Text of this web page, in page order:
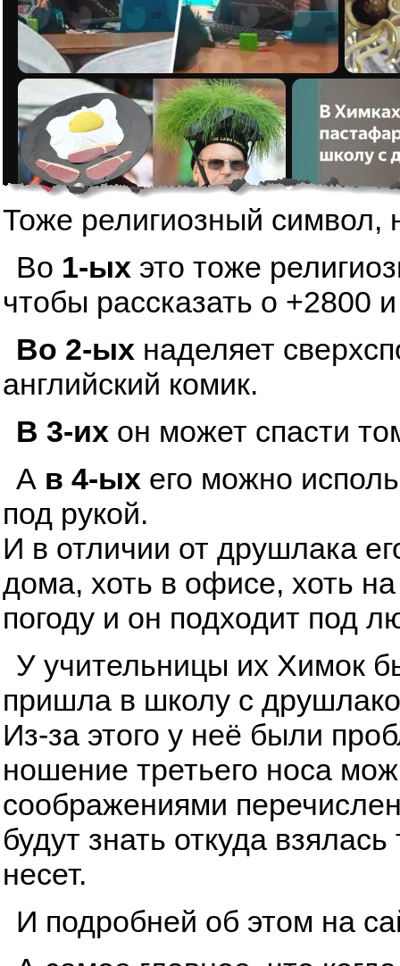
Тоже религиозный символ,
Во 1-ых это тоже
чтобы рассказать о +2800
Во 2-ых наделяет
английский комик.
В 3-их он может спасти
А в 4-ых его можно
под рукой.
И в отличии от друшлака
дома, хоть в офисе, хоть
погоду и он подходит под
У учительницы их Химок
пришла в школу с
Из-за этого у неё были
ношение третьего носа
соображениями
будут знать откуда
несет.
И подробней об этом на